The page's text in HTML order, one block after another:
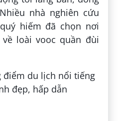
nhà nghiên cứu
hiếm đã chọn nơi
loài vooc quần đùi